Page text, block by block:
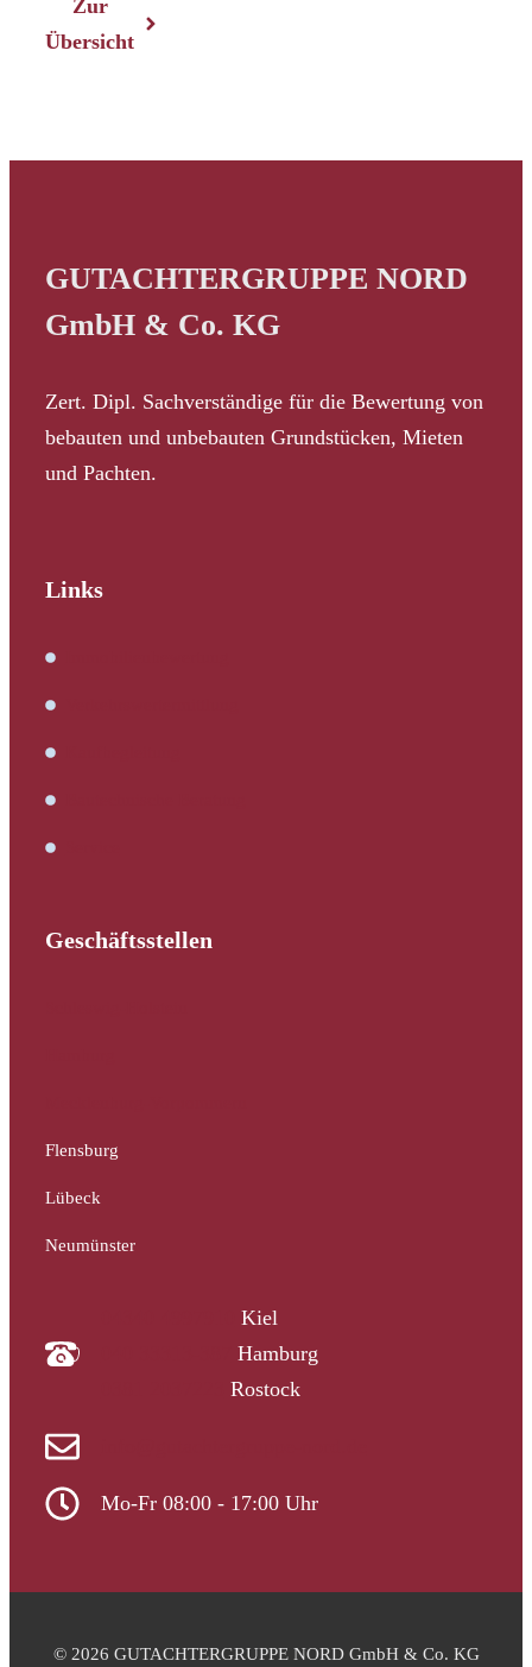
Zur
Übersicht
GUTACHTERGRUPPE NORD
GmbH & Co. KG
Zert. Dipl. Sachverständige für die Bewertung von
bebauten und unbebauten Grundstücken, Mieten
und Pachten.
Links
Geschäftsstellen
Flensburg
Lübeck
Neumünster
Kiel
Hamburg
Rostock
Mo-Fr 08:00 - 17:00 Uhr
© 2026 GUTACHTERGRUPPE NORD GmbH & Co. KG